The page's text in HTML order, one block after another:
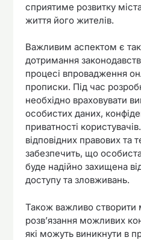
сприятиме розвитку
життя його жителів.
Важливим аспектом є
дотримання
процесі впровадження
прописки. Під час
необхідно враховувати
особистих даних,
приватності
відповідних правових та
забезпечить, що
буде надійно захищена
доступу та зловживань.
Також важливо створити
розв’язання можливих
які можуть виникнути в